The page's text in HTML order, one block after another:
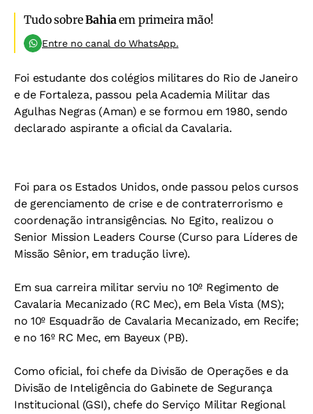
Tudo sobreBahiaem primeira mão!
Entre no canal do WhatsApp.
Foi estudante dos colégios militares do Rio de Janeiro
e de Fortaleza, passou pela Academia Militar das
Agulhas Negras (Aman) e se formou em 1980, sendo
declarado aspirante a oficial da Cavalaria.
Foi para os Estados Unidos, onde passou pelos cursos
de gerenciamento de crise e de contraterrorismo e
coordenação intransigências. No Egito, realizou o
Senior Mission Leaders Course (Curso para Líderes de
Missão Sênior, em tradução livre).
Em sua carreira militar serviu no 10º Regimento de
Cavalaria Mecanizado (RC Mec), em Bela Vista (MS);
no 10º Esquadrão de Cavalaria Mecanizado, em Recife;
e no 16º RC Mec, em Bayeux (PB).
Como oficial, foi chefe da Divisão de Operações e da
Divisão de Inteligência do Gabinete de Segurança
Institucional (GSI), chefe do Serviço Militar Regional